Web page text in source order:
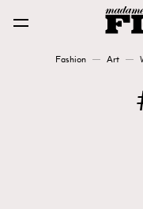
Fashion Art